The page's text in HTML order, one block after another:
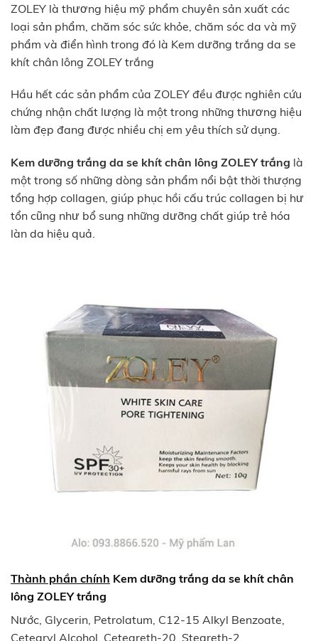
ZOLEY là thương hiệu mỹ phẩm chuyên sản xuất các
loại sản phẩm, chăm sóc sức khỏe, chăm sóc da và mỹ
phẩm và điển hình trong đó là Kem dưỡng trắng da se
khít chân lông ZOLEY trắng
Hầu hết các sản phẩm của ZOLEY đều được nghiên cứu
chứng nhận chất lượng là một trong những thương hiệu
làm đẹp đang được nhiều chị em yêu thích sử dụng.
Kem dưỡng trắng da se khít chân lông ZOLEY trắng là
một trong số những dòng sản phẩm nổi bật thời thượng
tổng hợp collagen, giúp phục hồi cấu trúc collagen bị hư
tổn cũng như bổ sung những dưỡng chất giúp trẻ hóa
làn da hiệu quả.
Thành phần chính Kem dưỡng trắng da se khít chân
lông ZOLEY trắng
Nước, Glycerin, Petrolatum, C12-15 Alkyl Benzoate,
Cetearyl Alcohol, Ceteareth-20, Steareth-2,